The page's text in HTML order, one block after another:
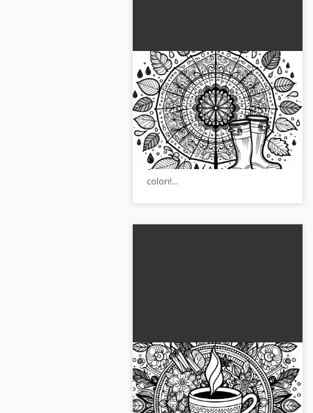
Mandala da colorare con
la pioggia per l'autunno -
Download gratuito
Scopri il colorato mandala
autunnale da colorare. Scarica il
disegno da colorare
gratuitamente e crea i tuoi
colori!...
Tazza da tè Mandala da
colorare autunno
gratuito
Scopri il creativo modello da